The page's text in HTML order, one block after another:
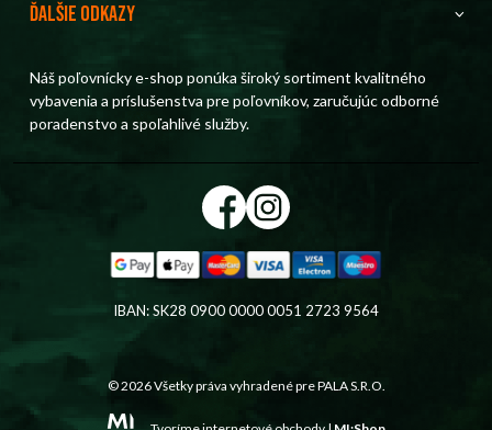
Ďalšie odkazy
Náš poľovnícky e-shop ponúka široký sortiment kvalitného
vybavenia a príslušenstva pre poľovníkov, zaručujúc odborné
poradenstvo a spoľahlivé služby.
IBAN: SK28 0900 0000 0051 2723 9564
© 2026 Všetky práva vyhradené prePALA S.R.O.